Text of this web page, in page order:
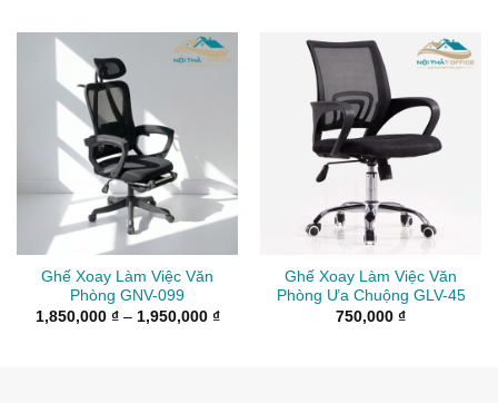
Ghế Xoay Làm Việc Văn
Phòng GNV-099
1,850,000 ₫ – 1,950,000 ₫Khoảng
Ghế Xoay Làm Việc Văn
Phòng Ưa Chuộng GLV-45
750,000 ₫